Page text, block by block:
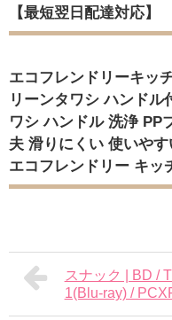
【最短翌日配達対応】
エコフレンドリーキッ
リーンタワシ ハンドル
ワシ ハンドル 洗浄 PP
夫 滑りにくい 使いや
エコフレンドリー キッ
スナック | BD /
1(Blu-ray) /